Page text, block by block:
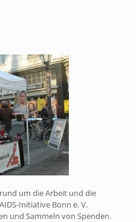
um die Arbeit und die
Initiative Bonn e. V.
und Sammeln von Spenden.